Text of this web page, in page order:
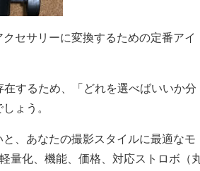
セサリーに変換するための定番アイ
するため、「どれを選べばいいか分
ょう。
、あなたの撮影スタイルに最適なモ
量化、機能、価格、対応ストロボ（丸